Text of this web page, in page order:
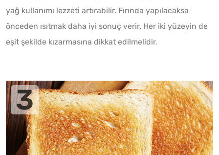
yağ kullanımı lezzeti artırabilir. Fırında yapılacaksa
önceden ısıtmak daha iyi sonuç verir. Her iki yüzeyin de
eşit şekilde kızarmasına dikkat edilmelidir.